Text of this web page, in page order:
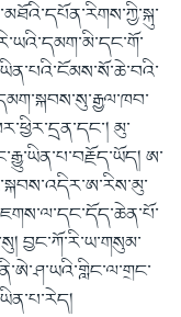
མུ་
ཨ་
བྱང་ཀོ་རི་ཡ་གསུམ་